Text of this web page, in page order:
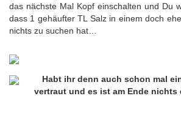
das nächste Mal Kopf einschalten und Du
dass 1 gehäufter TL Salz in einem doch
nichts zu suchen hat…
Habt ihr denn auch schon mal
vertraut und es ist am Ende nichts